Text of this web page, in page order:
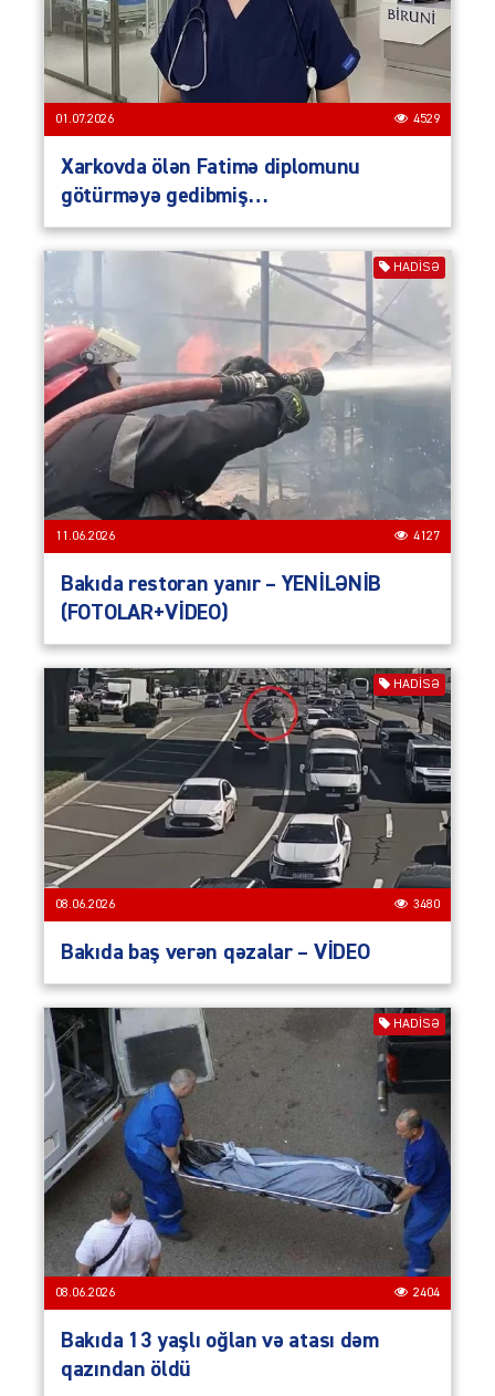
01.07.2026 4529
Xarkovda ölən Fatimə diplomunu
götürməyə gedibmiş…
HADISƏ
11.06.2026 4127
Bakıda restoran yanır – YENİLƏNİB
(FOTOLAR+VİDEO)
HADISƏ
08.06.2026 3480
Bakıda baş verən qəzalar – VİDEO
HADISƏ
08.06.2026 2404
Bakıda 13 yaşlı oğlan və atası dəm
qazından öldü